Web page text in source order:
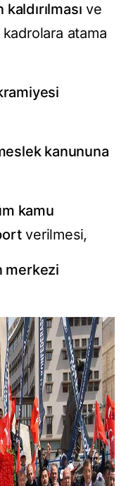
kaldırılması ve
atama
kanununa
kamu
verilmesi,
merkezi